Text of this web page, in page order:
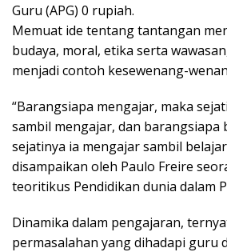
Guru (APG) 0 rupiah.
Memuat ide tentang tantangan
budaya, moral, etika serta
menjadi contoh kesewenang-
“Barangsiapa mengajar, maka
sambil mengajar, dan barangsiapa
sejatinya ia mengajar sambil
disampaikan oleh Paulo Freire
teoritikus Pendidikan dunia dalam
Dinamika dalam pengajaran,
permasalahan yang dihadapi guru